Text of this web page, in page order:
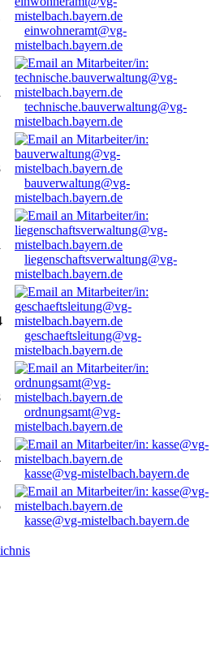
einwohneramt@vg-
mistelbach.bayern.de
technische.bauverwaltung@vg-
mistelbach.bayern.de
bauverwaltung@vg-
mistelbach.bayern.de
liegenschaftsverwaltung@vg-
mistelbach.bayern.de
geschaeftsleitung@vg-
mistelbach.bayern.de
ordnungsamt@vg-
mistelbach.bayern.de
kasse@vg-mistelbach.bayern.de
kasse@vg-mistelbach.bayern.de